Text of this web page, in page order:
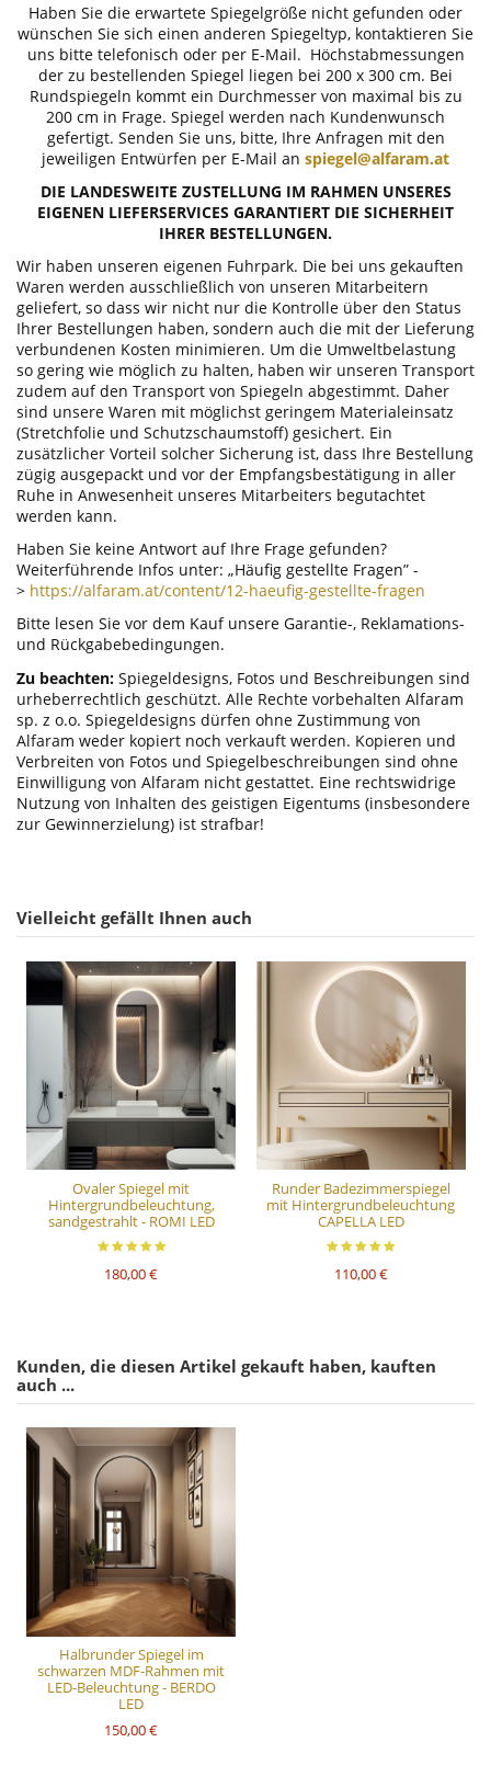
Haben Sie die erwartete Spiegelgröße nicht gefunden oder
wünschen Sie sich einen anderen Spiegeltyp, kontaktieren Sie
uns bitte telefonisch oder per E-Mail. Höchstabmessungen
der zu bestellenden Spiegel liegen bei 200 x 300 cm. Bei
Rundspiegeln kommt ein Durchmesser von maximal bis zu
200 cm in Frage. Spiegel werden nach Kundenwunsch
gefertigt. Senden Sie uns, bitte, Ihre Anfragen mit den
jeweiligen Entwürfen per E-Mail an spiegel@alfaram.at
DIE LANDESWEITE ZUSTELLUNG IM RAHMEN UNSERES
EIGENEN LIEFERSERVICES GARANTIERT DIE SICHERHEIT
IHRER BESTELLUNGEN.
Wir haben unseren eigenen Fuhrpark. Die bei uns gekauften
Waren werden ausschließlich von unseren Mitarbeitern
geliefert, so dass wir nicht nur die Kontrolle über den Status
Ihrer Bestellungen haben, sondern auch die mit der Lieferung
verbundenen Kosten minimieren. Um die Umweltbelastung
so gering wie möglich zu halten, haben wir unseren Transport
zudem auf den Transport von Spiegeln abgestimmt. Daher
sind unsere Waren mit möglichst geringem Materialeinsatz
(Stretchfolie und Schutzschaumstoff) gesichert. Ein
zusätzlicher Vorteil solcher Sicherung ist, dass Ihre Bestellung
zügig ausgepackt und vor der Empfangsbestätigung in aller
Ruhe in Anwesenheit unseres Mitarbeiters begutachtet
werden kann.
Haben Sie keine Antwort auf Ihre Frage gefunden?
Weiterführende Infos unter: „Häufig gestellte Fragen” -
> https://alfaram.at/content/12-haeufig-gestellte-fragen
Bitte lesen Sie vor dem Kauf unsere Garantie-, Reklamations-
und Rückgabebedingungen.
Zu beachten: Spiegeldesigns, Fotos und Beschreibungen sind
urheberrechtlich geschützt. Alle Rechte vorbehalten Alfaram
sp. z o.o. Spiegeldesigns dürfen ohne Zustimmung von
Alfaram weder kopiert noch verkauft werden. Kopieren und
Verbreiten von Fotos und Spiegelbeschreibungen sind ohne
Einwilligung von Alfaram nicht gestattet. Eine rechtswidrige
Nutzung von Inhalten des geistigen Eigentums (insbesondere
zur Gewinnerzielung) ist strafbar!
Vielleicht gefällt Ihnen auch
Ovaler Spiegel mit
Hintergrundbeleuchtung,
sandgestrahlt - ROMI LED
180,00 €
Runder Badezimmerspiegel
mit Hintergrundbeleuchtung
CAPELLA LED
110,00 €
Kunden, die diesen Artikel gekauft haben, kauften
auch ...
Halbrunder Spiegel im
schwarzen MDF-Rahmen mit
LED-Beleuchtung - BERDO
LED
150,00 €